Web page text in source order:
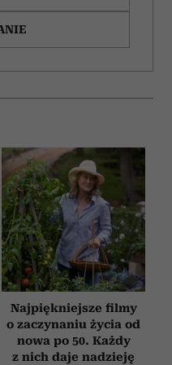
Najpiękniejsze filmy
o zaczynaniu życia od
nowa po 50. Każdy
z nich daje nadzieję